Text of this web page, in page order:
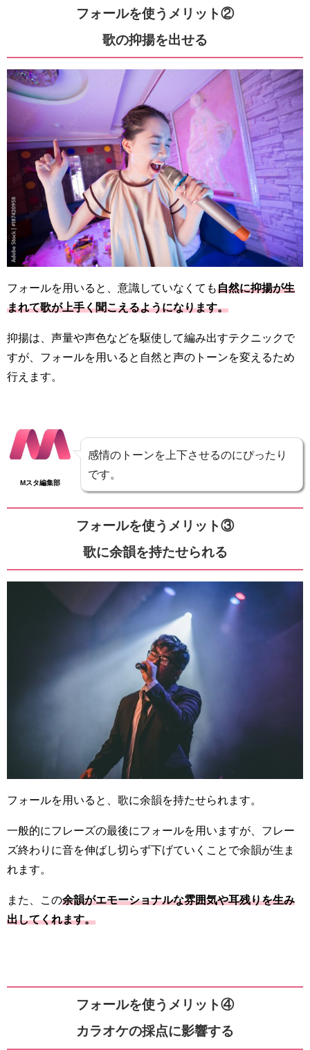
フォールを使うメリット②
歌の抑揚を出せる
フォールを用いると、意識していなくても自然に抑揚が生
まれて歌が上手く聞こえるようになります。
抑揚は、声量や声色などを駆使して編み出すテクニックで
すが、フォールを用いると自然と声のトーンを変えるため
行えます。
Mスタ編集部
感情のトーンを上下させるのにぴったり
です。
フォールを使うメリット③
歌に余韻を持たせられる
フォールを用いると、歌に余韻を持たせられます。
一般的にフレーズの最後にフォールを用いますが、フレー
ズ終わりに音を伸ばし切らず下げていくことで余韻が生ま
れます。
また、この余韻がエモーショナルな雰囲気や耳残りを生み
出してくれます。
フォールを使うメリット④
カラオケの採点に影響する